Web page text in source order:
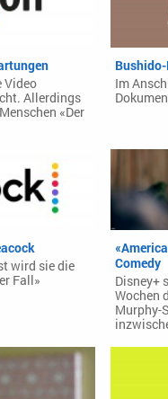
Video
Allerdings
«Der
Im
wird sie die
Fall»
Comedy
Disney+
Wochen
Murphy-